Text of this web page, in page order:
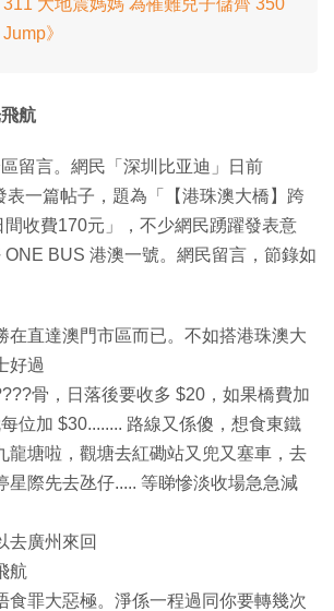
》
航
留言。網民「深圳比亚迪」日前
表一篇帖子，題為「【港珠澳大橋】跨
收費170元」，不少網民踴躍發表意
ONE BUS 港澳一號。網民留言，節錄如
在直達澳門市區而已。不如搭港珠澳大
好過
骨，日落後要收多 $20，如果橋費加
位加 $30........ 路線又係傻，想食東鐵
龍塘啦，觀塘去紅磡站又兜又塞車，去
星際先去氹仔..... 等睇慘淡收場急急減
去廣州來回
航
食罪大惡極。淨係一程過同你要轉幾次